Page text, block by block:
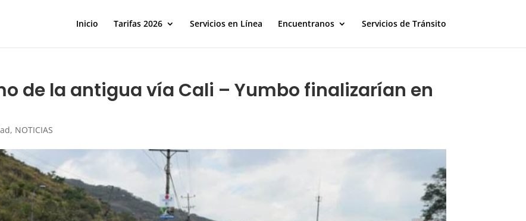
Inicio Tarifas 2026 Servicios en Línea Encuentranos Servicios de Tránsito
de la antigua vía Cali – Yumbo finalizarían en
, NOTICIAS